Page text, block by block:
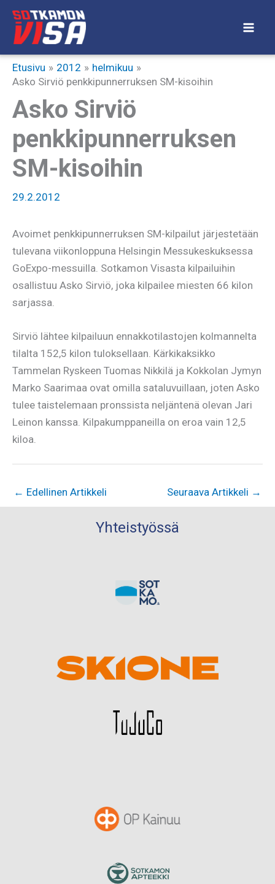
Siirry
sisältöön
Etusivu 2012
helmikuu
Asko Sirviö penkkipunnerruksen SM-kisoihin
Asko Sirviö
penkkipunnerruksen
SM-kisoihin
29.2.2012
Avoimet penkkipunnerruksen SM-kilpailut järjestetään
tulevana viikonloppuna Helsingin Messukeskuksessa
GoExpo-messuilla. Sotkamon Visasta kilpailuihin
osallistuu Asko Sirviö, joka kilpailee miesten 66 kilon
sarjassa.
Sirviö lähtee kilpailuun ennakkotilastojen kolmannelta
tilalta 152,5 kilon tuloksellaan. Kärkikaksikko
Tammelan Ryskeen Tuomas Nikkilä ja Kokkolan Jymyn
Marko Saarimaa ovat omilla sataluvuillaan, joten Asko
tulee taistelemaan pronssista neljäntenä olevan Jari
Leinon kanssa. Kilpakumppaneilla on eroa vain 12,5
kiloa.
← Edellinen Artikkeli Seuraava Artikkeli →
Yhteistyössä